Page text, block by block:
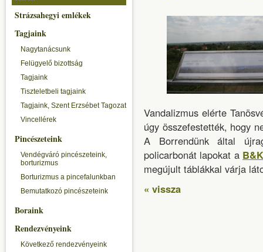
Strázsahegyi emlékek
Tagjaink
Nagytanácsunk
Felügyelő bizottság
Tagjaink
Tiszteletbeli tagjaink
Tagjaink, Szent Erzsébet Tagozat
Vincellérek
Pincészeteink
Vendégváró pincészeteink,
borturizmus
Borturizmus a pincefalunkban
Bemutatkozó pincészeteink
Boraink
Rendezvényeink
Következő rendezvényeink
Vandalizmus elérte
úgy összefestették, hogy
A Borrendünk által
policarbonát lapokat a
megújult táblákkal várja
« vissza